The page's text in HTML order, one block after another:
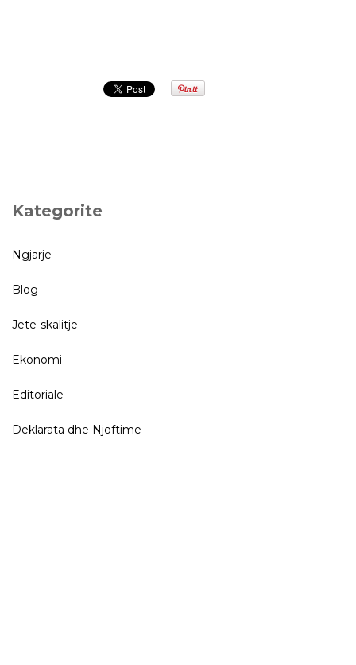
Kategorite
Ngjarje
Blog
Jete-skalitje
Ekonomi
Editoriale
Deklarata dhe Njoftime